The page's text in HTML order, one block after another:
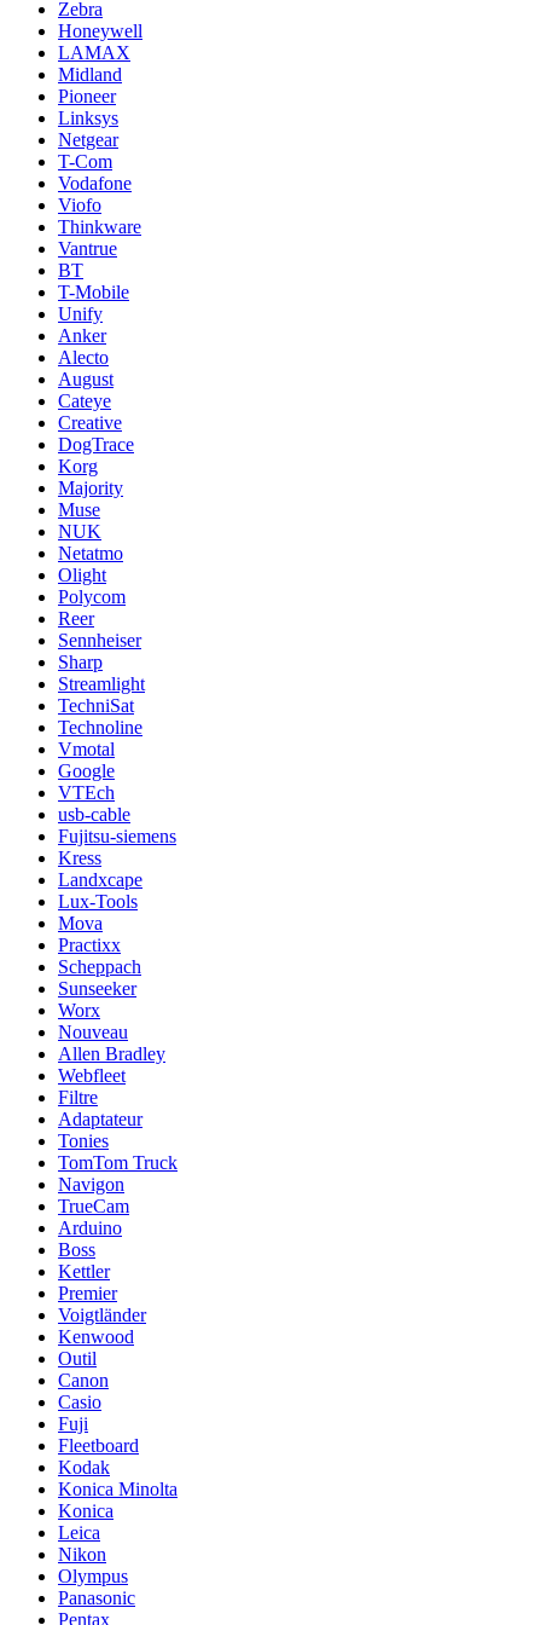
Zebra
Honeywell
LAMAX
Midland
Pioneer
Linksys
Netgear
T-Com
Vodafone
Viofo
Thinkware
Vantrue
BT
T-Mobile
Unify
Anker
Alecto
August
Cateye
Creative
DogTrace
Korg
Majority
Muse
NUK
Netatmo
Olight
Polycom
Reer
Sennheiser
Sharp
Streamlight
TechniSat
Technoline
Vmotal
Google
VTEch
usb-cable
Fujitsu-siemens
Kress
Landxcape
Lux-Tools
Mova
Practixx
Scheppach
Sunseeker
Worx
Nouveau
Allen Bradley
Webfleet
Filtre
Adaptateur
Tonies
TomTom Truck
Navigon
TrueCam
Arduino
Boss
Kettler
Premier
Voigtländer
Kenwood
Outil
Canon
Casio
Fuji
Fleetboard
Kodak
Konica Minolta
Konica
Leica
Nikon
Olympus
Panasonic
Pentax